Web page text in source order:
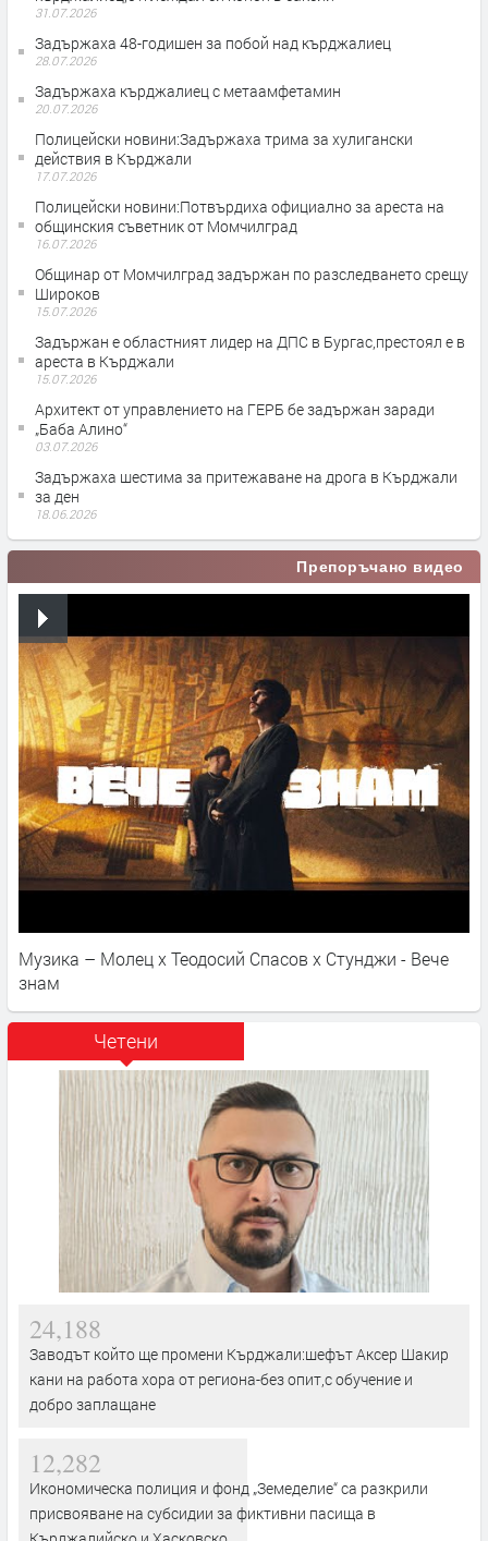
31.07.2026
Задържаха 48-годишен за побой над кърджалиец
28.07.2026
Задържаха кърджалиец с метаамфетамин
20.07.2026
Полицейски новини:Задържаха трима за хулигански
действия в Кърджали
17.07.2026
Полицейски новини:Потвърдиха официално за ареста на
общинския съветник от Момчилград
16.07.2026
Общинар от Момчилград задържан по разследването срещу
Широков
15.07.2026
Задържан е областният лидер на ДПС в Бургас,престоял е в
ареста в Кърджали
15.07.2026
Архитект от управлението на ГЕРБ бе задържан заради
„Баба Алино“
03.07.2026
Задържаха шестима за притежаване на дрога в Кърджали
за ден
18.06.2026
Препоръчано видео
Музика – Молец x Теодосий Спасов х Стунджи - Вече
знам
Четени
24,188
Заводът който ще промени Кърджали:шефът Аксер Шакир
кани на работа хора от региона-без опит,с обучение и
добро заплащане
12,282
Икономическа полиция и фонд „Земеделие“ са разкрили
присвояване на субсидии за фиктивни пасища в